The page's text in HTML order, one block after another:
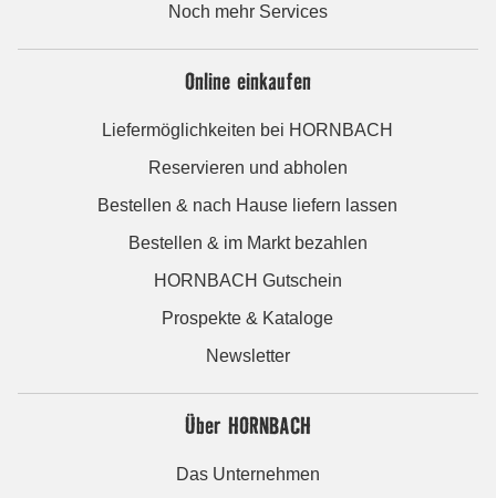
Noch mehr Services
Online einkaufen
Liefermöglichkeiten bei HORNBACH
Reservieren und abholen
Bestellen & nach Hause liefern lassen
Bestellen & im Markt bezahlen
HORNBACH Gutschein
Prospekte & Kataloge
Newsletter
Über HORNBACH
Das Unternehmen